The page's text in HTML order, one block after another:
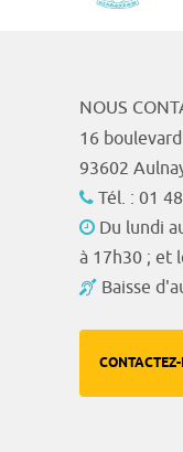
NOUS
16
93602
Tél. : 01
Du lundi
à 17h30 ; et
Baisse